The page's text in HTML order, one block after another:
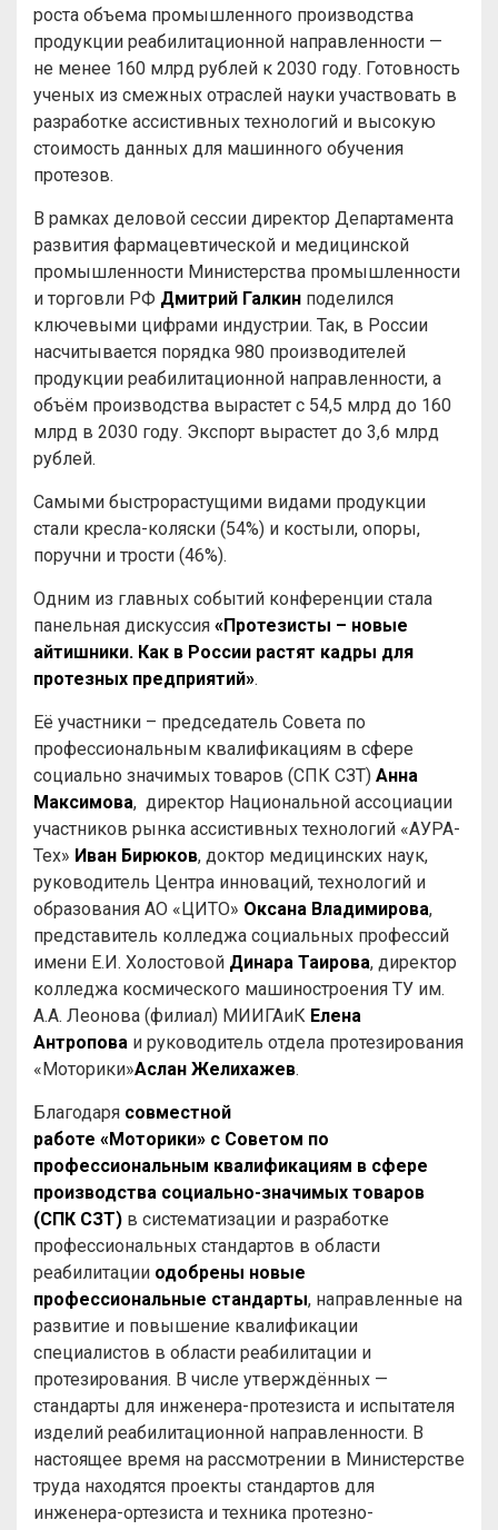
роста объема промышленного производства
продукции реабилитационной направленности —
не менее 160 млрд рублей к 2030 году. Готовность
ученых из смежных отраслей науки участвовать в
разработке ассистивных технологий и высокую
стоимость данных для машинного обучения
протезов.
В рамках деловой сессии директор Департамента
развития фармацевтической и медицинской
промышленности Министерства промышленности
и торговли РФ Дмитрий Галкин поделился
ключевыми цифрами индустрии. Так, в России
насчитывается порядка 980 производителей
продукции реабилитационной направленности, а
объём производства вырастет с 54,5 млрд до 160
млрд в 2030 году. Экспорт вырастет до 3,6 млрд
рублей.
Самыми быстрорастущими видами продукции
стали кресла-коляски (54%) и костыли, опоры,
поручни и трости (46%).
Одним из главных событий конференции стала
панельная дискуссия «Протезисты – новые
айтишники. Как в России растят кадры для
протезных предприятий».
Её участники – председатель Совета по
профессиональным квалификациям в сфере
социально значимых товаров (СПК СЗТ) Анна
Максимова, директор Национальной ассоциации
участников рынка ассистивных технологий «АУРА-
Тех» Иван Бирюков, доктор медицинских наук,
руководитель Центра инноваций, технологий и
образования АО «ЦИТО» Оксана Владимирова,
представитель колледжа социальных профессий
имени Е.И. Холостовой Динара Таирова, директор
колледжа космического машиностроения ТУ им.
А.А. Леонова (филиал) МИИГАиК Елена
Антропова и руководитель отдела протезирования
«Моторики»Аслан Желихажев.
Благодаря совместной
работе «Моторики» с Советом по
профессиональным квалификациям в сфере
производства социально-значимых товаров
(СПК СЗТ) в систематизации и разработке
профессиональных стандартов в области
реабилитации одобрены новые
профессиональные стандарты, направленные на
развитие и повышение квалификации
специалистов в области реабилитации и
протезирования. В числе утверждённых —
стандарты для инженера-протезиста и испытателя
изделий реабилитационной направленности. В
настоящее время на рассмотрении в Министерстве
труда находятся проекты стандартов для
инженера-ортезиста и техника протезно-